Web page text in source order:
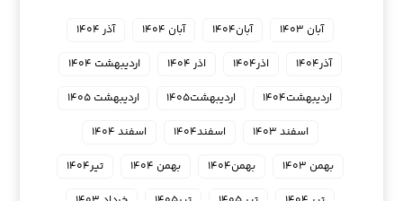
آبان ۱۴۰۳ آبان۱۴۰۴ آبان ۱۴۰۴
آذر ۱۴۰۴
آذر۱۴۰۴
اذر۱۴۰۴ اذر ۱۴۰۴
اردیبهشت ۱۴۰۴
اردیبهشت۱۴۰۴
اردیبهشت۱۴۰۵
اردیبهشت ۱۴۰۵
اسفند ۱۴۰۳
اسفند۱۴۰۴
اسفند ۱۴۰۴
بهمن ۱۴۰۳
بهمن۱۴۰۴ بهمن ۱۴۰۴
تیر۱۴۰۴